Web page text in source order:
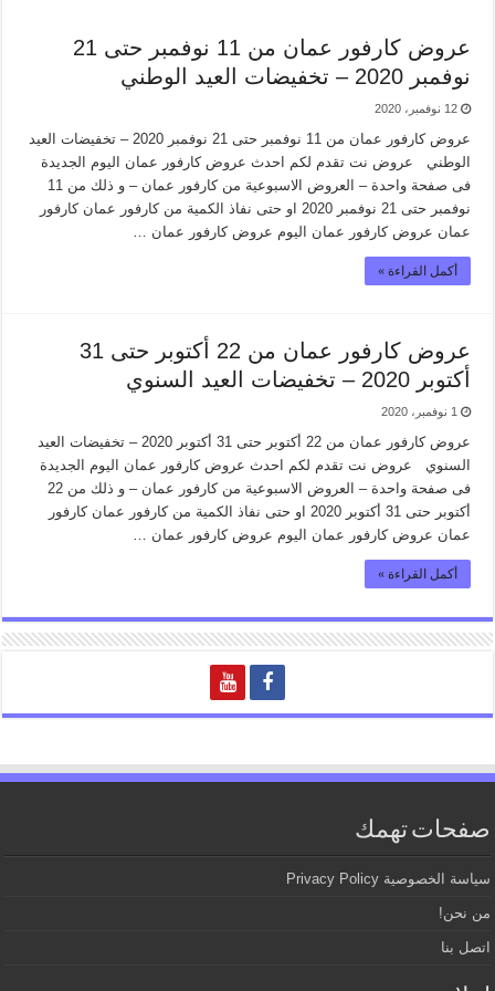
عروض كارفور عمان من 11 نوفمبر حتى 21
نوفمبر 2020 – تخفيضات العيد الوطني
12 نوفمبر، 2020
عروض كارفور عمان من 11 نوفمبر حتى 21 نوفمبر 2020 – تخفيضات العيد
الوطني عروض نت تقدم لكم احدث عروض كارفور عمان اليوم الجديدة
فى صفحة واحدة – العروض الاسبوعية من كارفور عمان – و ذلك من 11
نوفمبر حتى 21 نوفمبر 2020 او حتى نفاذ الكمية من كارفور عمان كارفور
عمان عروض كارفور عمان اليوم عروض كارفور عمان …
أكمل القراءة »
عروض كارفور عمان من 22 أكتوبر حتى 31
أكتوبر 2020 – تخفيضات العيد السنوي
1 نوفمبر، 2020
عروض كارفور عمان من 22 أكتوبر حتى 31 أكتوبر 2020 – تخفيضات العيد
السنوي عروض نت تقدم لكم احدث عروض كارفور عمان اليوم الجديدة
فى صفحة واحدة – العروض الاسبوعية من كارفور عمان – و ذلك من 22
أكتوبر حتى 31 أكتوبر 2020 او حتى نفاذ الكمية من كارفور عمان كارفور
عمان عروض كارفور عمان اليوم عروض كارفور عمان …
أكمل القراءة »
صفحات تهمك
سياسة الخصوصية Privacy Policy
من نحن!
اتصل بنا